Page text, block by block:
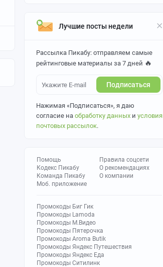
Лучшие посты недели
Рассылка Пикабу: отправляем самые
рейтинговые материалы за 7 дней 🔥
Подписаться
Нажимая «Подписаться», я даю
согласие на обработку данных и условия
почтовых рассылок.
Помощь
Кодекс Пикабу
Команда Пикабу
Моб. приложение
Правила соцсети
О рекомендациях
О компании
Промокоды Биг Гик
Промокоды Lamoda
Промокоды М.Видео
Промокоды Пятерочка
Промокоды Aroma Butik
Промокоды Яндекс Путешествия
Промокоды Яндекс Еда
Промокоды Ситилинк